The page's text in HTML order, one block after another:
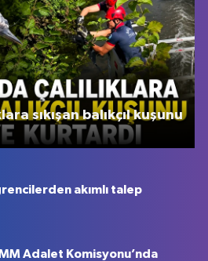
sıkışan balıkçıl kuşunu
akımlı talep
Adalet Komisyonu’nda